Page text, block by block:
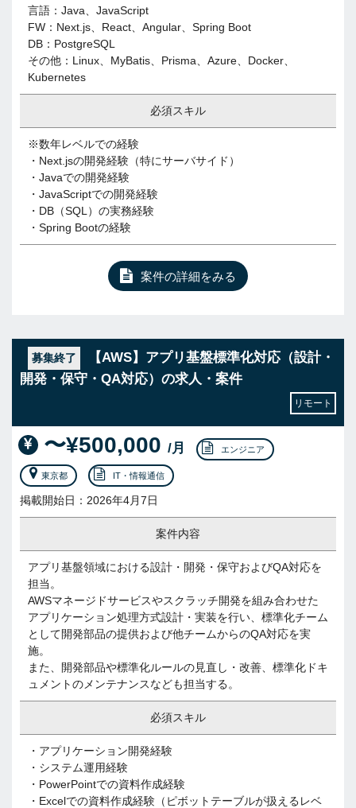
言語：Java、JavaScript
FW：Next.js、React、Angular、Spring Boot
DB：PostgreSQL
その他：Linux、MyBatis、Prisma、Azure、Docker、
Kubernetes
必須スキル
※数年レベルでの経験
・Next.jsの開発経験（特にサーバサイド）
・Javaでの開発経験
・JavaScriptでの開発経験
・DB（SQL）の実務経験
・Spring Bootの経験
案件の詳細をみる
募集終了
【AWS】アプリ基盤標準化対応（設計・
開発・保守・QA対応）の求人・案件
リモート
〜¥500,000 /月 エンジニア
東京都 IT・情報通信
掲載開始日：2026年4月7日
案件内容
アプリ基盤領域における設計・開発・保守およびQA対応を
担当。
AWSマネージドサービスやスクラッチ開発を組み合わせた
アプリケーション処理方式設計・実装を行い、標準化チーム
として開発部品の提供および他チームからのQA対応を実
施。
また、開発部品や標準化ルールの見直し・改善、標準化ドキ
ュメントのメンテナンスなども担当する。
必須スキル
・アプリケーション開発経験
・システム運用経験
・PowerPointでの資料作成経験
・Excelでの資料作成経験（ピボットテーブルが扱えるレベ